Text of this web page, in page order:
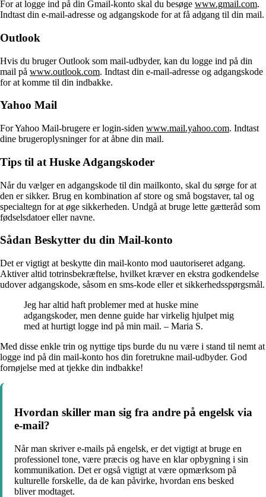
For at logge ind på din Gmail-konto skal du besøge www.gmail.com.
Indtast din e-mail-adresse og adgangskode for at få adgang til din mail.
Outlook
Hvis du bruger Outlook som mail-udbyder, kan du logge ind på din
mail på www.outlook.com. Indtast din e-mail-adresse og adgangskode
for at komme til din indbakke.
Yahoo Mail
For Yahoo Mail-brugere er login-siden www.mail.yahoo.com. Indtast
dine brugeroplysninger for at åbne din mail.
Tips til at Huske Adgangskoder
Når du vælger en adgangskode til din mailkonto, skal du sørge for at
den er sikker. Brug en kombination af store og små bogstaver, tal og
specialtegn for at øge sikkerheden. Undgå at bruge lette gætteråd som
fødselsdatoer eller navne.
Sådan Beskytter du din Mail-konto
Det er vigtigt at beskytte din mail-konto mod uautoriseret adgang.
Aktiver altid totrinsbekræftelse, hvilket kræver en ekstra godkendelse
udover adgangskode, såsom en sms-kode eller et sikkerhedsspørgsmål.
Jeg har altid haft problemer med at huske mine
adgangskoder, men denne guide har virkelig hjulpet mig
med at hurtigt logge ind på min mail. – Maria S.
Med disse enkle trin og nyttige tips burde du nu være i stand til nemt at
logge ind på din mail-konto hos din foretrukne mail-udbyder. God
fornøjelse med at tjekke din indbakke!
Hvordan skiller man sig fra andre på engelsk via
e-mail?
Når man skriver e-mails på engelsk, er det vigtigt at bruge en
professionel tone, være præcis og have en klar opbygning i sin
kommunikation. Det er også vigtigt at være opmærksom på
kulturelle forskelle, da de kan påvirke, hvordan ens besked
bliver modtaget.